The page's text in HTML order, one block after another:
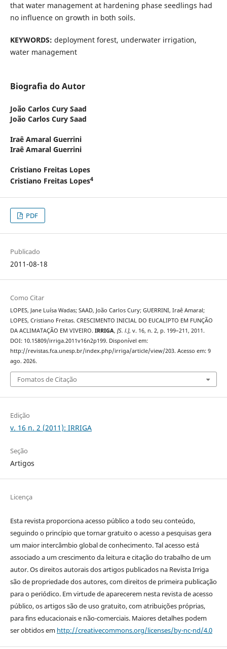
that water management at hardening phase seedlings had
no influence on growth in both soils.
KEYWORDS: deployment forest, underwater irrigation,
water management
Biografia do Autor
João Carlos Cury Saad
João Carlos Cury Saad
Iraê Amaral Guerrini
Iraê Amaral Guerrini
Cristiano Freitas Lopes
Cristiano Freitas Lopes4
PDF
Publicado
2011-08-18
Como Citar
LOPES, Jane Luísa Wadas; SAAD, João Carlos Cury; GUERRINI, Iraê Amaral;
LOPES, Cristiano Freitas. CRESCIMENTO INICIAL DO EUCALIPTO EM FUNÇÃO
DA ACLIMATAÇÃO EM VIVEIRO. IRRIGA, [S. l.], v. 16, n. 2, p. 199–211, 2011.
DOI: 10.15809/irriga.2011v16n2p199. Disponível em:
http://revistas.fca.unesp.br/index.php/irriga/article/view/203. Acesso em: 9
ago. 2026.
Fomatos de Citação
Edição
v. 16 n. 2 (2011): IRRIGA
Seção
Artigos
Licença
Esta revista proporciona acesso público a todo seu conteúdo,
seguindo o princípio que tornar gratuito o acesso a pesquisas gera
um maior intercâmbio global de conhecimento. Tal acesso está
associado a um crescimento da leitura e citação do trabalho de um
autor. Os direitos autorais dos artigos publicados na Revista Irriga
são de propriedade dos autores, com direitos de primeira publicação
para o periódico. Em virtude de aparecerem nesta revista de acesso
público, os artigos são de uso gratuito, com atribuições próprias,
para fins educacionais e não-comerciais. Maiores detalhes podem
ser obtidos em http://creativecommons.org/licenses/by-nc-nd/4.0